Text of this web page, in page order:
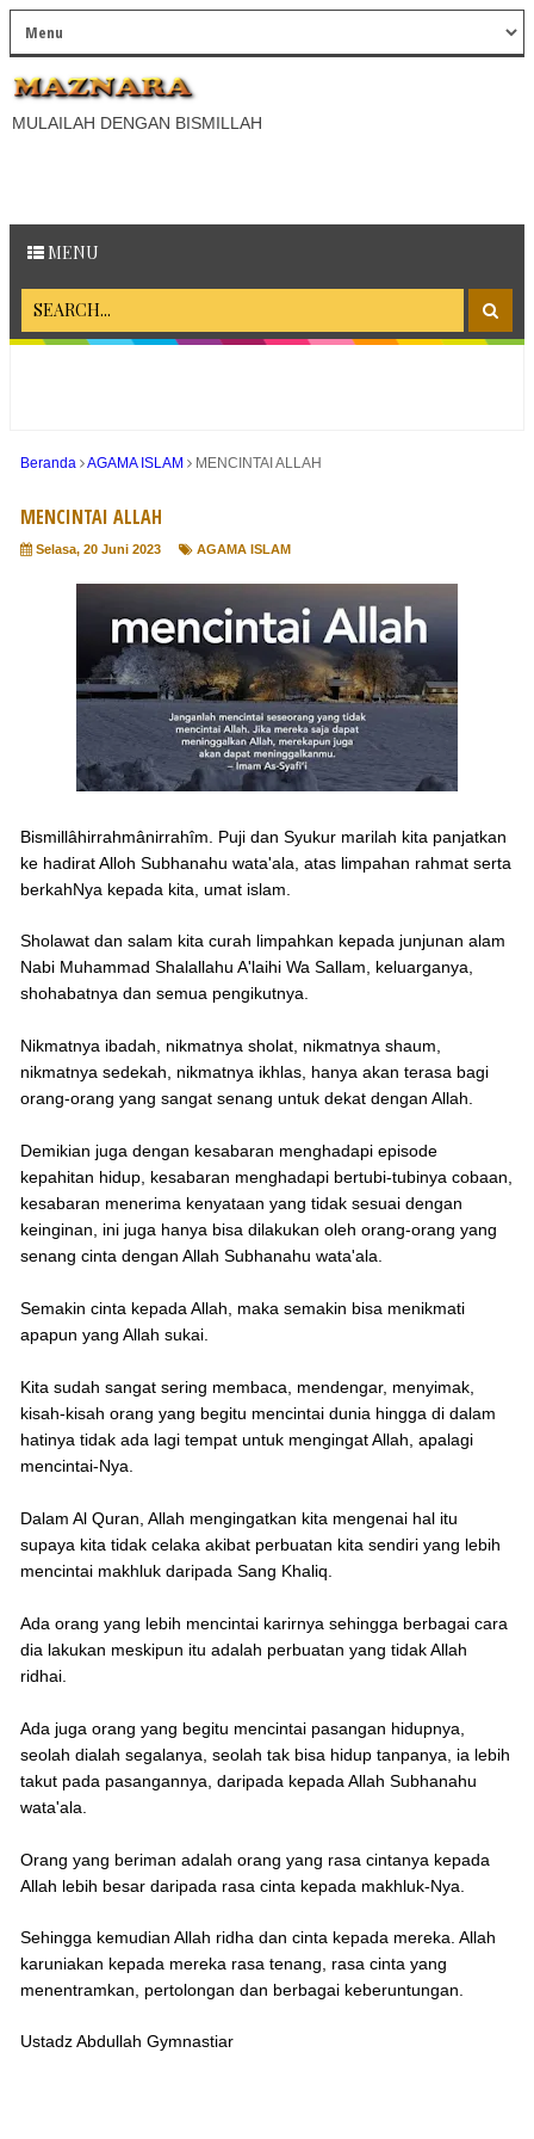
MULAILAH DENGAN BISMILLAH
MENU
Beranda AGAMA ISLAM MENCINTAI ALLAH
MENCINTAI ALLAH
Selasa, 20 Juni 2023 AGAMA ISLAM
Bismillâhirrahmânirrahîm. Puji dan Syukur marilah kita panjatkan
ke hadirat Alloh Subhanahu wata'ala, atas limpahan rahmat serta
berkahNya kepada kita, umat islam.
Sholawat dan salam kita curah limpahkan kepada junjunan alam
Nabi Muhammad Shalallahu A'laihi Wa Sallam, keluarganya,
shohabatnya dan semua pengikutnya.
Nikmatnya ibadah, nikmatnya sholat, nikmatnya shaum,
nikmatnya sedekah, nikmatnya ikhlas, hanya akan terasa bagi
orang-orang yang sangat senang untuk dekat dengan Allah.
Demikian juga dengan kesabaran menghadapi episode
kepahitan hidup, kesabaran menghadapi bertubi-tubinya cobaan,
kesabaran menerima kenyataan yang tidak sesuai dengan
keinginan, ini juga hanya bisa dilakukan oleh orang-orang yang
senang cinta dengan Allah Subhanahu wata'ala.
Semakin cinta kepada Allah, maka semakin bisa menikmati
apapun yang Allah sukai.
Kita sudah sangat sering membaca, mendengar, menyimak,
kisah-kisah orang yang begitu mencintai dunia hingga di dalam
hatinya tidak ada lagi tempat untuk mengingat Allah, apalagi
mencintai-Nya.
Dalam Al Quran, Allah mengingatkan kita mengenai hal itu
supaya kita tidak celaka akibat perbuatan kita sendiri yang lebih
mencintai makhluk daripada Sang Khaliq.
Ada orang yang lebih mencintai karirnya sehingga berbagai cara
dia lakukan meskipun itu adalah perbuatan yang tidak Allah
ridhai.
Ada juga orang yang begitu mencintai pasangan hidupnya,
seolah dialah segalanya, seolah tak bisa hidup tanpanya, ia lebih
takut pada pasangannya, daripada kepada Allah Subhanahu
wata'ala.
Orang yang beriman adalah orang yang rasa cintanya kepada
Allah lebih besar daripada rasa cinta kepada makhluk-Nya.
Sehingga kemudian Allah ridha dan cinta kepada mereka. Allah
karuniakan kepada mereka rasa tenang, rasa cinta yang
menentramkan, pertolongan dan berbagai keberuntungan.
Ustadz Abdullah Gymnastiar